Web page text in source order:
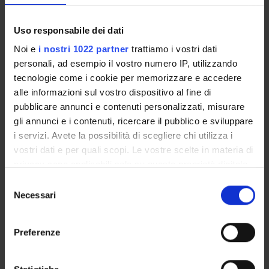
Uso responsabile dei dati
Noi e i nostri 1022 partner trattiamo i vostri dati
personali, ad esempio il vostro numero IP, utilizzando
tecnologie come i cookie per memorizzare e accedere
alle informazioni sul vostro dispositivo al fine di
pubblicare annunci e contenuti personalizzati, misurare
gli annunci e i contenuti, ricercare il pubblico e sviluppare
i servizi. Avete la possibilità di scegliere chi utilizza i
vostri dati e per quali scopi. Le vostre scelte in materia di
modificare o revocare il proprio consenso in qualsiasi
momento dalla Dichiarazione sui cookie o facendo clic
delNecessari
Preferenze
RESEARCH AREAS
RESEARCH GROUPS
PHD PROGRAMMES
RESEARCH FACILITIES
LIBRARIES
CENTRES
LABORATORIES
SPIN OFF AND COMPANIES